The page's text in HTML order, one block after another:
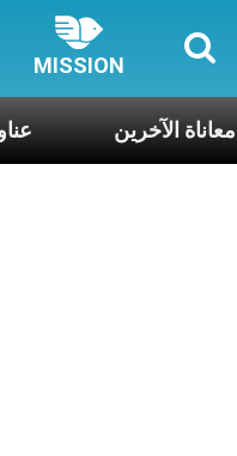
MISSION
بالتعاطف مع معاناة الآخرين